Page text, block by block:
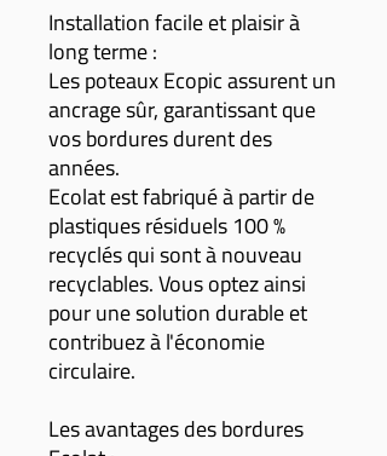
Installation facile et plaisir à
long terme :
Les poteaux Ecopic assurent un
ancrage sûr, garantissant que
vos bordures durent des
années.
Ecolat est fabriqué à partir de
plastiques résiduels 100 %
recyclés qui sont à nouveau
recyclables. Vous optez ainsi
pour une solution durable et
contribuez à l'économie
circulaire.
Les avantages des bordures